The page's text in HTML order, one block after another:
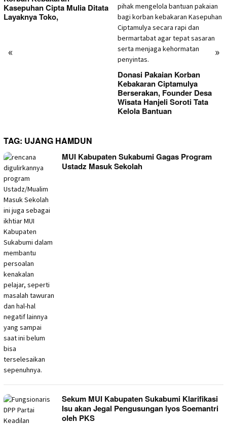
« »
Kasepuhan Cipta Mulia Ditata
Layaknya Toko,
Donasi Pakaian Korban
Kebakaran Ciptamulya
Berserakan, Founder Desa
Wisata Hanjeli Soroti Tata
Kelola Bantuan
TAG: UJANG HAMDUN
MUI Kabupaten Sukabumi Gagas Program
Ustadz Masuk Sekolah
Sekum MUI Kabupaten Sukabumi Klarifikasi
Isu akan Jegal Pengusungan Iyos Soemantri
oleh PKS